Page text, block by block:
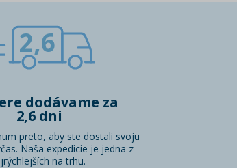
2,6
dodávame za
2,6 dni
preto, aby ste dostali svoju
Naša expedície je jedna z
na trhu.